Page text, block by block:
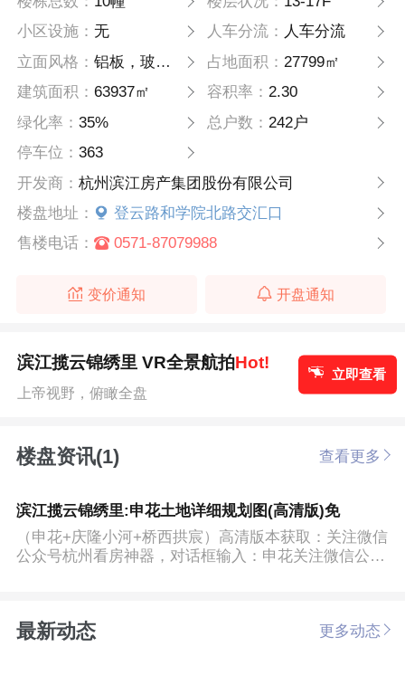
小区设施：无 人车分流： 人车分流
立面风格：铝板，玻璃，涂料，部分石材 占地面积： 27799㎡
建筑面积：63937㎡ 容积率： 2.30
绿化率：35% 总户数： 242户
停车位：363
开发商：杭州滨江房产集团股份有限公司
楼盘地址：
登云路和学院北路交汇口
售楼电话：
0571-87079988
变价通知 开盘通知
滨江揽云锦绣里 VR全景航拍Hot!
上帝视野，俯瞰全盘
立即查看
楼盘资讯(1) 查看更多
滨江揽云锦绣里:申花土地详细规划图(高清版)免
（申花+庆隆小河+桥西拱宸）高清版本获取：关注微信
公众号杭州看房神器，对话框输入：申花关注微信公众
最新动态 更多动态